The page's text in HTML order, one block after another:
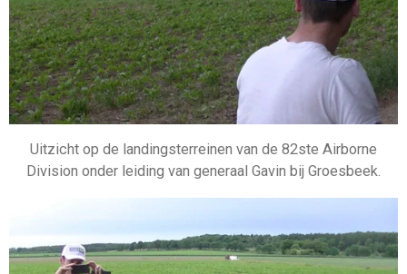
Uitzicht op de landingsterreinen van de 82ste Airborne
Division onder leiding van generaal Gavin bij Groesbeek.